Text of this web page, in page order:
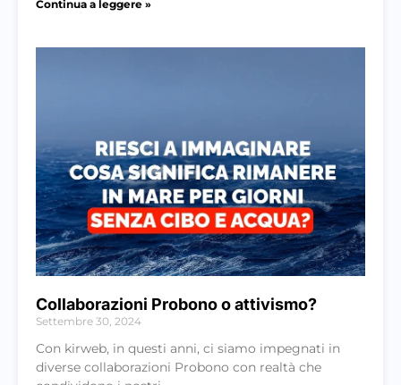
Continua a leggere »
Collaborazioni Probono o attivismo?
Settembre 30, 2024
Con kirweb, in questi anni, ci siamo impegnati in
diverse collaborazioni Probono con realtà che